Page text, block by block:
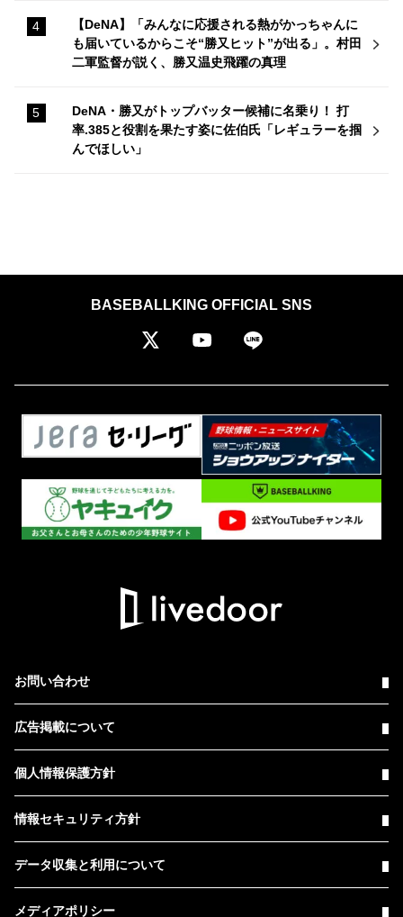
【DeNA】「みんなに応援される熱がかっちゃんに
も届いているからこそ“勝又ヒット”が出る」。村田
二軍監督が説く、勝又温史飛躍の真理
DeNA・勝又がトップバッター候補に名乗り！ 打
率.385と役割を果たす姿に佐伯氏「レギュラーを掴
んでほしい」
BASEBALLKING OFFICIAL SNS
お問い合わせ
広告掲載について
個人情報保護方針
情報セキュリティ方針
データ収集と利用について
メディアポリシー